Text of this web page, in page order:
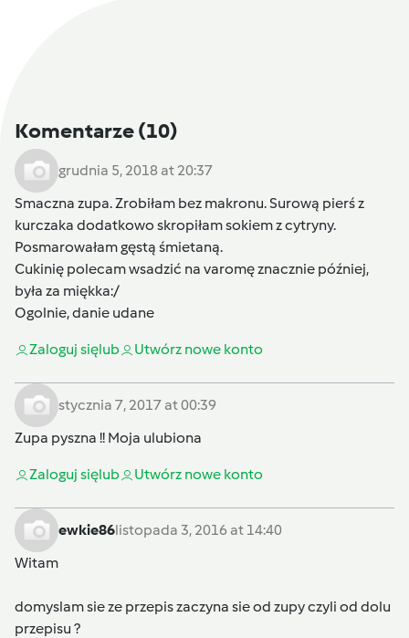
Komentarze(10)
grudnia 5, 2018 at 20:37
Smaczna zupa. Zrobiłam bez makronu. Surową pierś z
kurczaka dodatkowo skropiłam sokiem z cytryny.
Posmarowałam gęstą śmietaną.
Cukinię polecam wsadzić na varomę znacznie później,
była za miękka:/
Ogolnie, danie udane
Zaloguj sięlub Utwórz nowe konto
stycznia 7, 2017 at 00:39
Zupa pyszna !! Moja ulubiona
Zaloguj sięlub Utwórz nowe konto
ewkie86listopada 3, 2016 at 14:40
Witam
domyslam sie ze przepis zaczyna sie od zupy czyli od dolu
przepisu ?